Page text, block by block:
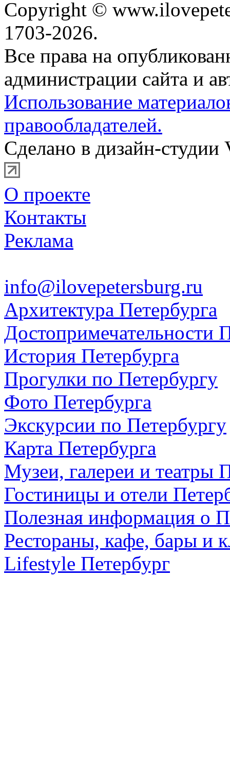
Copyright ©
1703-2026.
Все права на
администрации сайта и
Использование
правообладателей.
Сделано в дизайн-студии
О проекте
Контакты
Реклама
info@ilovepetersburg.ru
Архитектура Петербурга
Достопримечательности
История Петербурга
Прогулки по Петербургу
Фото Петербурга
Экскурсии по Петербургу
Карта Петербурга
Музеи, галереи и театры
Гостиницы и отели
Полезная информация о
Рестораны, кафе, бары и
Lifestyle Петербург